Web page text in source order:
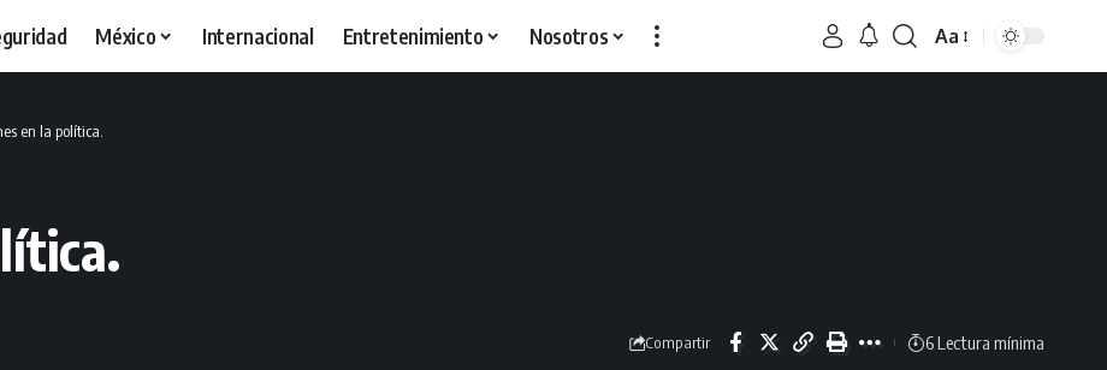
México Internacional Entretenimiento Nosotros Aa
en la política.
Compartir 6 Lectura mínima